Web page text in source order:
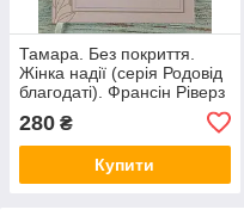
Тамара. Без покриття.
Жінка надії (серія Родовід
благодаті). Франсін Ріверз
280 ₴
Купити